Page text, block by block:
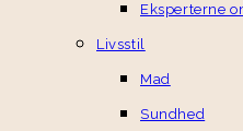
Eksperterne
Livsstil
Mad
Sundhed